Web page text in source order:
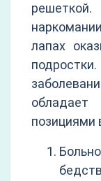
лапах
позициями